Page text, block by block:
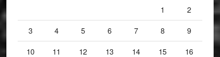
1 2
3 4 5 6 7 8 9
10 11 12 13 14 15 16